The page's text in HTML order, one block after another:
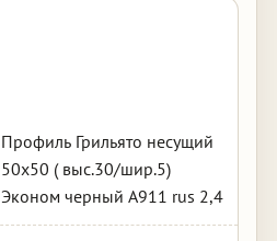
Профиль Грильято несущий
50х50 ( выс.30/шир.5)
Эконом черный А911 rus 2,4